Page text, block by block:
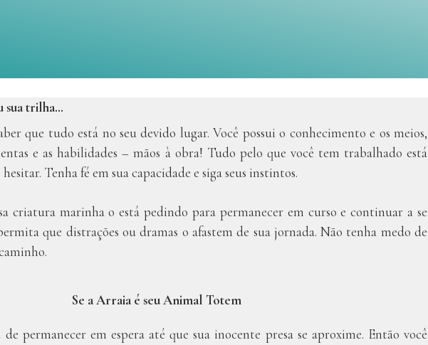
sua trilha…
que tudo está no seu devido lugar. Você possui o conhecimento e os meios,
e as habilidades – mãos à obra! Tudo pelo que você tem trabalhado está
Tenha fé em sua capacidade e siga seus instintos.
criatura marinha o está pedindo para permanecer em curso e continuar a se
que distrações ou dramas o afastem de sua jornada. Não tenha medo de
Se a Arraia é seu Animal Totem
permanecer em espera até que sua inocente presa se aproxime. Então você